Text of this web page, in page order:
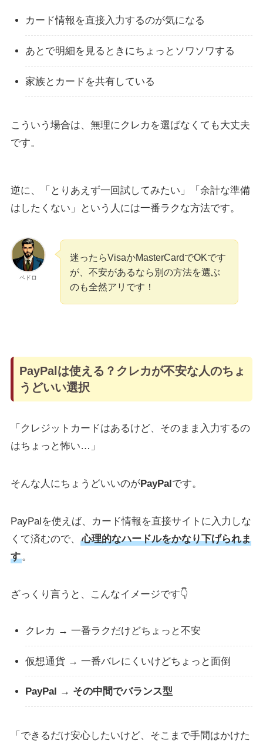
カード情報を直接入力するのが気になる
あとで明細を見るときにちょっとソワソワする
家族とカードを共有している
こういう場合は、無理にクレカを選ばなくても大丈夫
です。
逆に、「とりあえず一回試してみたい」「余計な準備
はしたくない」という人には一番ラクな方法です。
ペドロ
迷ったらVisaかMasterCardでOKです
が、不安があるなら別の方法を選ぶ
のも全然アリです！
PayPalは使える？クレカが不安な人のちょ
うどいい選択
「クレジットカードはあるけど、そのまま入力するの
はちょっと怖い…」
そんな人にちょうどいいのがPayPalです。
PayPalを使えば、カード情報を直接サイトに入力しな
くて済むので、
心理的なハードルをかなり下げられま
す。
ざっくり言うと、こんなイメージです👇
クレカ → 一番ラクだけどちょっと不安
仮想通貨 → 一番バレにくいけどちょっと面倒
PayPal → その中間でバランス型
「できるだけ安心したいけど、そこまで手間はかけた